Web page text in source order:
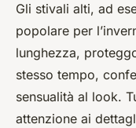
Gli stivali alti, ad
popolare per
lunghezza,
stesso tempo,
sensualità al look.
attenzione ai